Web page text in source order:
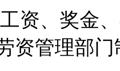
、奖金、
资管理部